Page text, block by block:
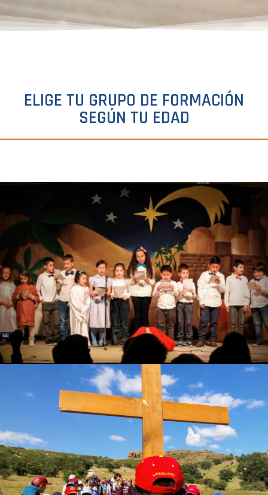
ELIGE TU GRUPO DE FORMACIÓN
SEGÚN TU EDAD